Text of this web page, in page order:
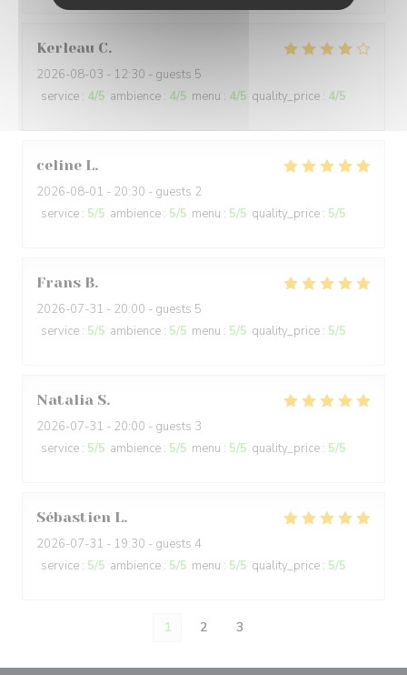
Kerleau C
2026-08-03 - 12:30 - guests 5
service : 4/5 ambience : 4/5 menu : 4/5 quality_price : 4/5
celine L
2026-08-01 - 20:30 - guests 2
service : 5/5 ambience : 5/5 menu : 5/5 quality_price : 5/5
Frans B
2026-07-31 - 20:00 - guests 5
service : 5/5 ambience : 5/5 menu : 5/5 quality_price : 5/5
Natalia S
2026-07-31 - 20:00 - guests 3
service : 5/5 ambience : 5/5 menu : 5/5 quality_price : 5/5
Sébastien L
2026-07-31 - 19:30 - guests 4
service : 5/5 ambience : 5/5 menu : 5/5 quality_price : 5/5
1 2 3